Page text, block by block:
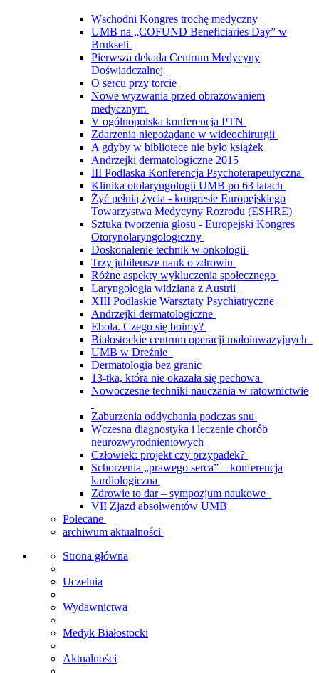
Wschodni Kongres trochę medyczny
UMB na „COFUND Beneficiaries Day” w
Brukseli
Pierwsza dekada Centrum Medycyny
Doświadczalnej
O sercu przy torcie
Nowe wyzwania przed obrazowaniem
medycznym
V ogólnopolska konferencja PTN
Zdarzenia niepożądane w wideochirurgii
A gdyby w bibliotece nie było książek
Andrzejki dermatologiczne 2015
III Podlaska Konferencja Psychoterapeutyczna
Klinika otolaryngologii UMB po 63 latach
Żyć pełnią życia - kongresie Europejskiego
Towarzystwa Medycyny Rozrodu (ESHRE)
Sztuka tworzenia głosu - Europejski Kongres
Otorynolaryngologiczny
Doskonalenie technik w onkologii
Trzy jubileusze nauk o zdrowiu
Różne aspekty wykluczenia społecznego
Laryngologia widziana z Austrii
XIII Podlaskie Warsztaty Psychiatryczne
Andrzejki dermatologiczne
Ebola. Czego się boimy?
Białostockie centrum operacji małoinwazyjnych
UMB w Dreźnie
Dermatologia bez granic
13-tka, która nie okazała się pechowa
Nowoczesne techniki nauczania w ratownictwie
Zaburzenia oddychania podczas snu
Wczesna diagnostyka i leczenie chorób
neurozwyrodnieniowych
Człowiek: projekt czy przypadek?
Schorzenia „prawego serca” – konferencja
kardiologiczna
Zdrowie to dar – sympozjum naukowe
VII Zjazd absolwentów UMB
Polecane
archiwum aktualności
Strona główna
Uczelnia
Wydawnictwa
Medyk Białostocki
Aktualności